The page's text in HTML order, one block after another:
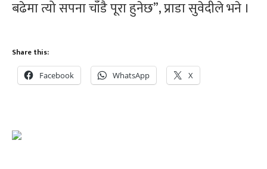
बढेमा त्यो सपना चाँडै पूरा हुनेछ”, प्राडा सुवेदीले भने ।
Share this:
Facebook WhatsApp X